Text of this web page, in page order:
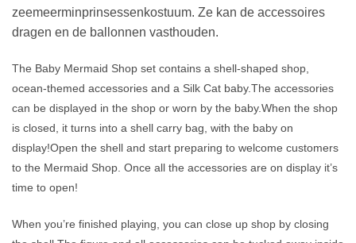
zeemeerminprinsessenkostuum. Ze kan de accessoires
dragen en de ballonnen vasthouden.
The Baby Mermaid Shop set contains a shell-shaped shop,
ocean-themed accessories and a Silk Cat baby.The accessories
can be displayed in the shop or worn by the baby.When the shop
is closed, it turns into a shell carry bag, with the baby on
display!Open the shell and start preparing to welcome customers
to the Mermaid Shop. Once all the accessories are on display it’s
time to open!
When you’re finished playing, you can close up shop by closing